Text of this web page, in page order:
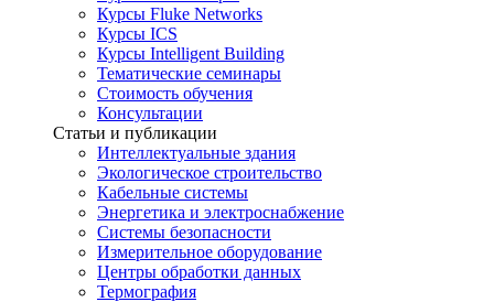
Курсы Fluke Networks
Курсы ICS
Курсы Intelligent Building
Тематические семинары
Стоимость обучения
Консультации
Статьи и публикации
Интеллектуальные здания
Экологическое строительство
Кабельные системы
Энергетика и электроснабжение
Системы безопасности
Измерительное оборудование
Центры обработки данных
Термография